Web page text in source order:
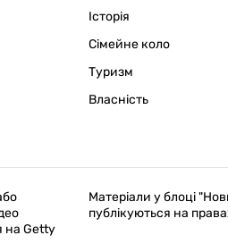
Історія
Сімейне коло
Туризм
Власність
на Getty
Матеріали у блоці
публікуються на